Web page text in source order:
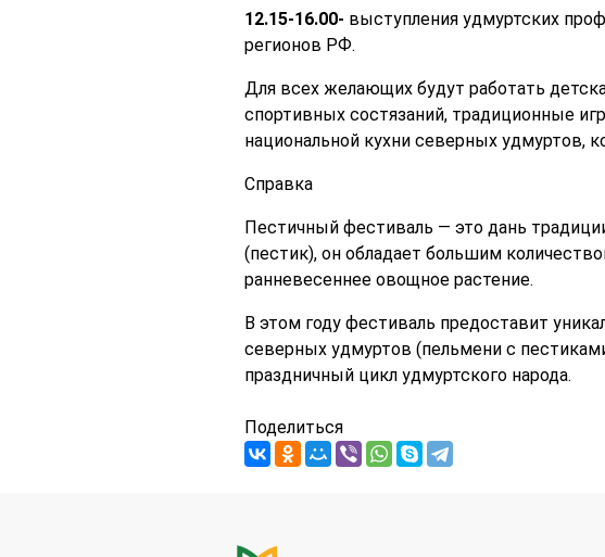
12.15-16.00- выступления удмуртских
регионов РФ.
Для всех желающих будут работать
спортивных состязаний, традиционные
национальной кухни северных удмуртов,
Справка
Пестичный фестиваль — это дань
(пестик), он обладает большим
ранневесеннее овощное растение.
В этом году фестиваль предоставит
северных удмуртов (пельмени с
праздничный цикл удмуртского народа.
Поделиться